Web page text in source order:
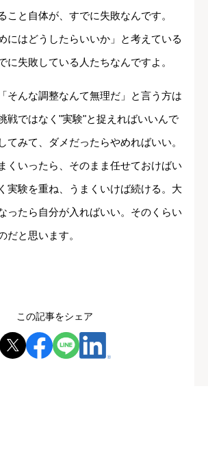
こと自体が、すでに失敗なんです。
にはどうしたらいいか」と考えている
に失敗している人たちなんですよ。
そんな調整なんて無理だ」と言う方は
戦ではなく"実験"と捉えればいいんで
てみて、ダメだったらやめればいい。
くいったら、そのまま任せておけばい
実験を重ね、うまくいけば続ける。大
ったら自分が入ればいい。そのくらい
だと思います。
この記事をシェア